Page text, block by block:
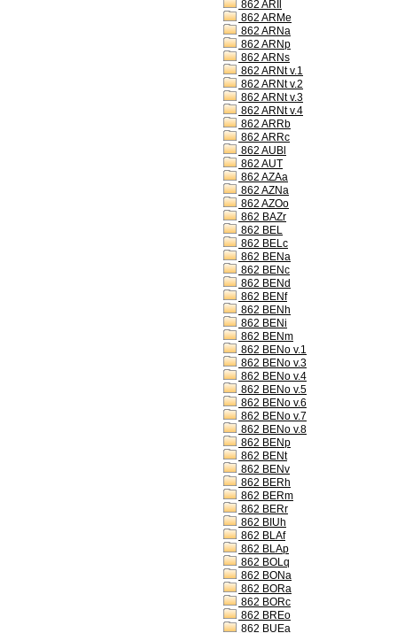
862 ARIl
862 ARMe
862 ARNa
862 ARNp
862 ARNs
862 ARNt v.1
862 ARNt v.2
862 ARNt v.3
862 ARNt v.4
862 ARRb
862 ARRc
862 AUBl
862 AUT
862 AZAa
862 AZNa
862 AZOo
862 BAZr
862 BEL
862 BELc
862 BENa
862 BENc
862 BENd
862 BENf
862 BENh
862 BENi
862 BENm
862 BENo v.1
862 BENo v.3
862 BENo v.4
862 BENo v.5
862 BENo v.6
862 BENo v.7
862 BENo v.8
862 BENp
862 BENt
862 BENv
862 BERh
862 BERm
862 BERr
862 BIUh
862 BLAf
862 BLAp
862 BOLq
862 BONa
862 BORa
862 BORc
862 BREo
862 BUEa